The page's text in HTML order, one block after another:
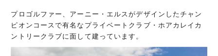
プロゴルファー、アーニー・エルスがデザインしたチャン
ピオンコースで有名なプライベートクラブ・ホアカレイカ
ントリークラブに面して建っています。